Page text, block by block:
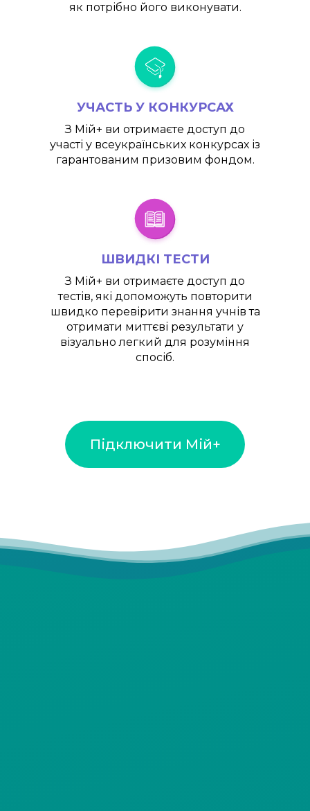
як потрібно його виконувати.
УЧАСТЬ У КОНКУРСАХ
З Мій+ ви отримаєте доступ до
участі у всеукраїнських конкурсах із
гарантованим призовим фондом.
ШВИДКІ ТЕСТИ
З Мій+ ви отримаєте доступ до
тестів, які допоможуть повторити
швидко перевірити знання учнів та
отримати миттєві результати у
візуально легкий для розуміння
спосіб.
Підключити Мій+